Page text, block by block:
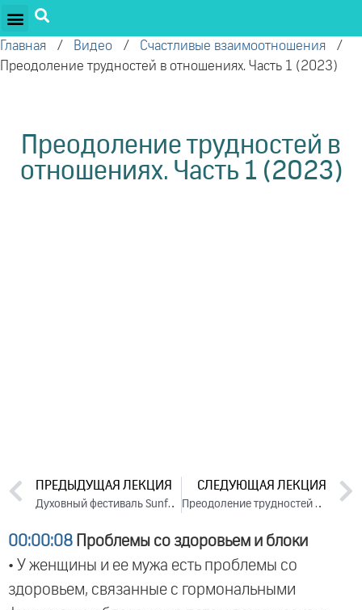
Главная / Видео / Счастливые взаимоотношения /
Преодоление трудностей в отношениях. Часть 1 (2023)
Преодоление трудностей в
отношениях. Часть 1 (2023)
ПРЕДЫДУЩАЯ ЛЕКЦИЯ
Духовный фестиваль Sunfest. Часть 2 (2023)
СЛЕДУЮЩАЯ ЛЕКЦИЯ
Преодоление трудностей в отношениях. Часть 2 (2023)
00:00:08 Проблемы со здоровьем и блоки
• У женщины и ее мужа есть проблемы со
здоровьем, связанные с гормональными